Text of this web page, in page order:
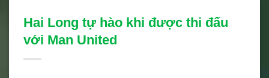
Hai Long tự hào khi được thi đấu
với Man United